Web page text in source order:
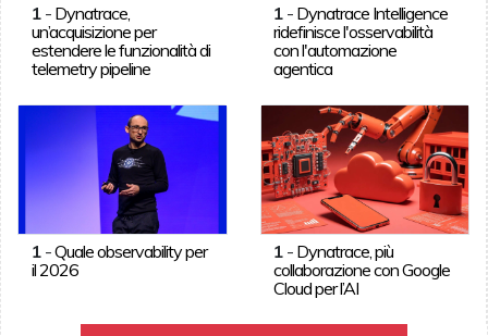
1- Dynatrace,
un’acquisizione per
estendere le funzionalità di
telemetry pipeline
1 - Dynatrace Intelligence
ridefinisce l'osservabilità
con l'automazione
agentica
1-Quale observability per
il 2026
1 - Dynatrace, più
collaborazione con Google
Cloud per l’AI